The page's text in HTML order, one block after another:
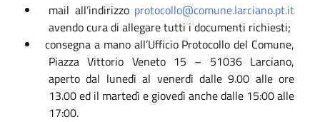
mail all’indirizzo protocollo@comune.larciano.pt.it
avendo cura di allegare tutti i documenti richiesti;
consegna a mano all’Ufficio Protocollo del Comune,
Piazza Vittorio Veneto 15 – 51036 Larciano,
aperto dal lunedì al venerdì dalle 9.00 alle ore
13.00 ed il martedì e giovedì anche dalle 15:00 alle
17:00.